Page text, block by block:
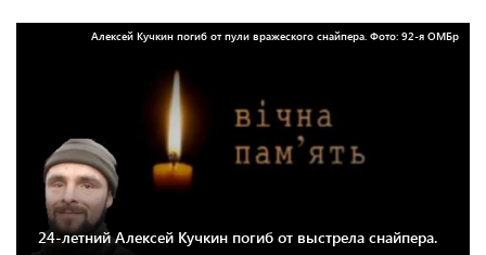
Алексей Кучкин погиб от пули вражеского снайпера. Фото: 92-я ОМБр
24-летний Алексей Кучкин погиб от выстрела снайпера.